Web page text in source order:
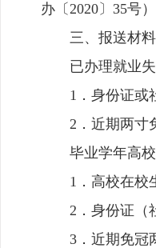
办〔2020〕35号
三、报送材料
已办理就业
1．身份证或
2．近期两寸
毕业学年高校
1．高校在校
2．身份证（
3．近期免冠